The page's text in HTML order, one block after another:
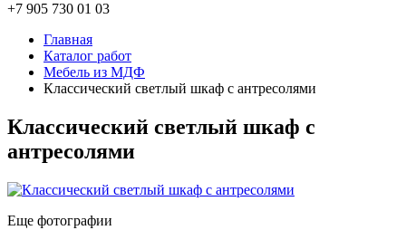
+7 905 730 01 03
Главная
Каталог работ
Мебель из МДФ
Классический светлый шкаф с антресолями
Классический светлый шкаф с
антресолями
Еще фотографии